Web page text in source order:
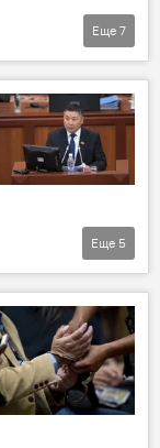
Еще 7
Еще 5